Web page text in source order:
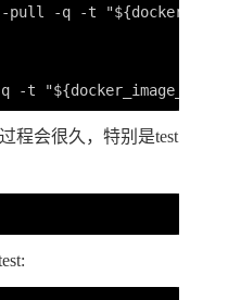
--pull -q -t
程会很久，特别是test